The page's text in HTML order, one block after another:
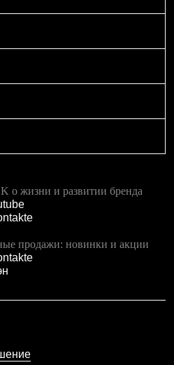
о жизни и развитии бренда
продажи: новинки и акции